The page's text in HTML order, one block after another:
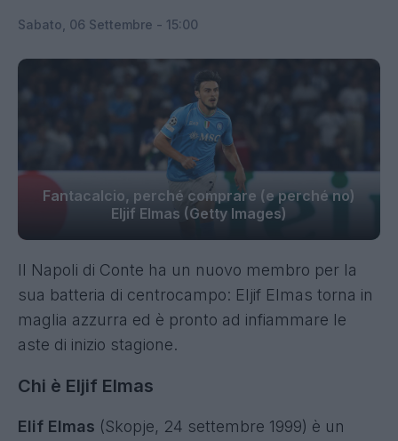
Sabato, 06 Settembre - 15:00
Fantacalcio, perché comprare (e perché no)
Eljif Elmas (Getty Images)
Il Napoli di Conte ha un nuovo membro per la
sua batteria di centrocampo: Eljif Elmas torna in
maglia azzurra ed è pronto ad infiammare le
aste di inizio stagione.
Chi è Eljif Elmas
Elif Elmas (Skopje, 24 settembre 1999) è un